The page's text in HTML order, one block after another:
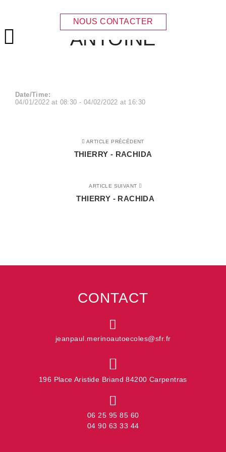
Menu principal
NOUS CONTACTER
THIERRY –
ANTOINE
Date/Time:
04/01/2022 at 08:30 - 04/02/2022 at 16:30
ARTICLE PRÉCÉDENT
THIERRY - RACHIDA
ARTICLE SUIVANT
THIERRY - RACHIDA
CONTACT
jeanpaul.merinoautoecoles@sfr.fr
196 Place Aristide Briand 84200 Carpentras
06 25 95 85 60
04 90 63 33 44